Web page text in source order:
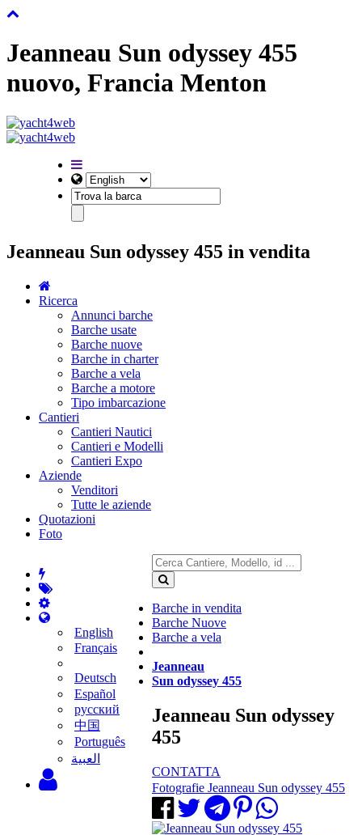
Jeanneau Sun odyssey 455
nuovo, Francia Menton
Jeanneau Sun odyssey 455 in vendita
Ricerca
Annunci barche
Barche usate
Barche nuove
Barche in charter
Barche a vela
Barche a motore
Tipo imbarcazione
Cantieri
Cantieri Nautici
Cantieri e Modelli
Cantieri Expo
Aziende
Venditori
Tutte le aziende
Quotazioni
Foto
English
Français
Deutsch
Español
русский
中国
Português
‫العبية
Barche in vendita
Barche Nuove
Barche a vela
Jeanneau
Sun odyssey 455
Jeanneau Sun odyssey
455
CONTATTA
Fotografie Jeanneau Sun odyssey 455